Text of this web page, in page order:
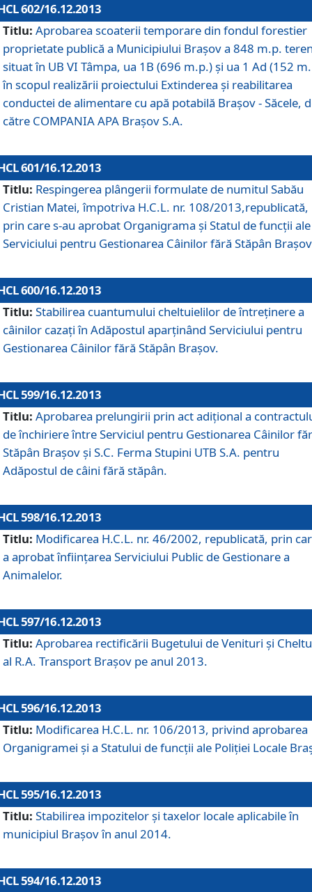
602/16.12.2013
Titlu: Aprobarea scoaterii temporare din fondul forestier
proprietate publică a Municipiului Braşov a 848 m.p.
situat în UB VI Tâmpa, ua 1B (696 m.p.) şi ua 1 Ad (152
în scopul realizării proiectului Extinderea şi reabilitarea
conductei de alimentare cu apă potabilă Braşov - Săcele,
către COMPANIA APA Braşov S.A.
601/16.12.2013
Titlu: Respingerea plângerii formulate de numitul Sabău
Cristian Matei, împotriva H.C.L. nr. 108/2013,republicată,
prin care s-au aprobat Organigrama şi Statul de funcţii ale
Serviciului pentru Gestionarea Câinilor fără Stăpân
600/16.12.2013
Titlu: Stabilirea cuantumului cheltuielilor de întreţinere a
câinilor cazaţi în Adăpostul aparţinând Serviciului pentru
Gestionarea Câinilor fără Stăpân Braşov.
599/16.12.2013
Titlu: Aprobarea prelungirii prin act adiţional a
de închiriere între Serviciul pentru Gestionarea Câinilor
Stăpân Braşov şi S.C. Ferma Stupini UTB S.A. pentru
Adăpostul de câini fără stăpân.
598/16.12.2013
Titlu: Modificarea H.C.L. nr. 46/2002, republicată, prin
a aprobat înfiinţarea Serviciului Public de Gestionare a
Animalelor.
597/16.12.2013
Titlu: Aprobarea rectificării Bugetului de Venituri şi
al R.A. Transport Braşov pe anul 2013.
596/16.12.2013
Titlu: Modificarea H.C.L. nr. 106/2013, privind aprobarea
Organigramei şi a Statului de funcţii ale Poliţiei Locale
595/16.12.2013
Titlu: Stabilirea impozitelor şi taxelor locale aplicabile în
municipiul Braşov în anul 2014.
594/16.12.2013